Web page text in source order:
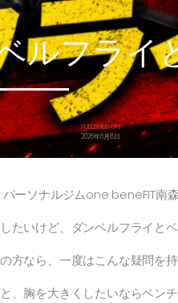
ルフライ
PUBLISHED ON:
2026年6月8日
ーソナルジムone beneFIT南森
したいけど、ダンベルフライと
方なら、一度はこんな疑問を
、 胸を大きくしたいならベン